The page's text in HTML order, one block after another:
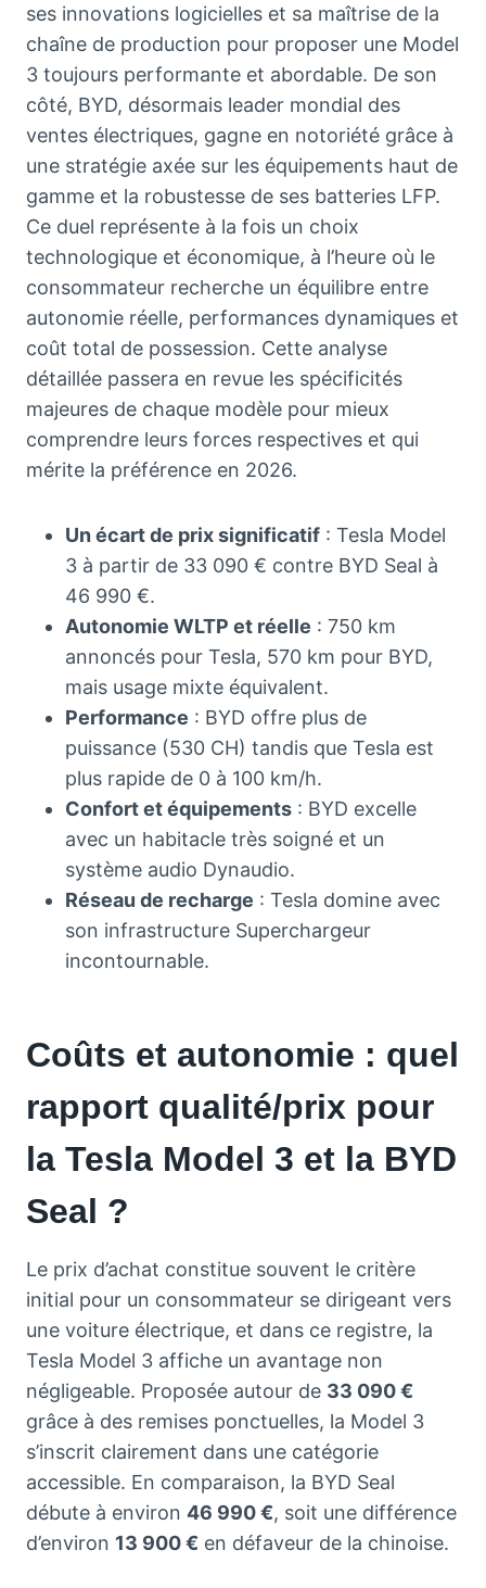
ses innovations logicielles et sa maîtrise de la
chaîne de production pour proposer une Model
3 toujours performante et abordable. De son
côté, BYD, désormais leader mondial des
ventes électriques, gagne en notoriété grâce à
une stratégie axée sur les équipements haut de
gamme et la robustesse de ses batteries LFP.
Ce duel représente à la fois un choix
technologique et économique, à l’heure où le
consommateur recherche un équilibre entre
autonomie réelle, performances dynamiques et
coût total de possession. Cette analyse
détaillée passera en revue les spécificités
majeures de chaque modèle pour mieux
comprendre leurs forces respectives et qui
mérite la préférence en 2026.
Un écart de prix significatif : Tesla Model
3 à partir de 33 090 € contre BYD Seal à
46 990 €.
Autonomie WLTP et réelle : 750 km
annoncés pour Tesla, 570 km pour BYD,
mais usage mixte équivalent.
Performance : BYD offre plus de
puissance (530 CH) tandis que Tesla est
plus rapide de 0 à 100 km/h.
Confort et équipements : BYD excelle
avec un habitacle très soigné et un
système audio Dynaudio.
Réseau de recharge : Tesla domine avec
son infrastructure Superchargeur
incontournable.
Coûts et autonomie : quel
rapport qualité/prix pour
la Tesla Model 3 et la BYD
Seal ?
Le prix d’achat constitue souvent le critère
initial pour un consommateur se dirigeant vers
une voiture électrique, et dans ce registre, la
Tesla Model 3 affiche un avantage non
négligeable. Proposée autour de 33 090 €
grâce à des remises ponctuelles, la Model 3
s’inscrit clairement dans une catégorie
accessible. En comparaison, la BYD Seal
débute à environ 46 990 €, soit une différence
d’environ 13 900 € en défaveur de la chinoise.